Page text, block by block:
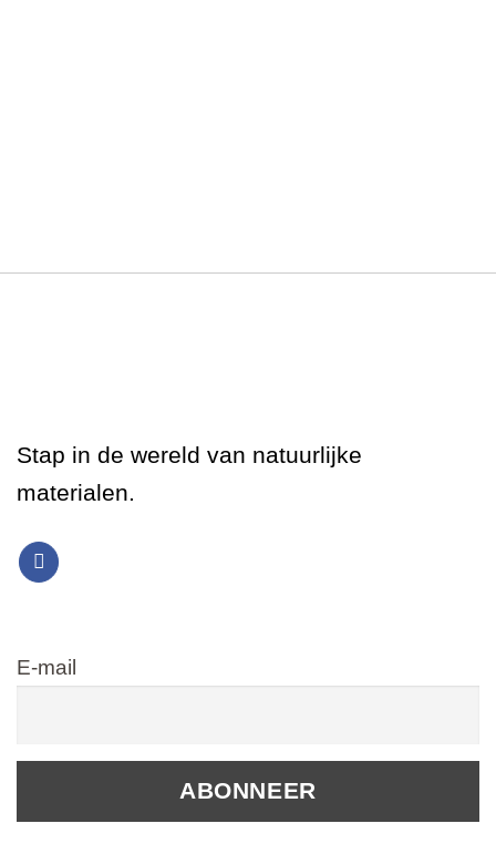
Stap in de wereld van natuurlijke
materialen.
E-mail